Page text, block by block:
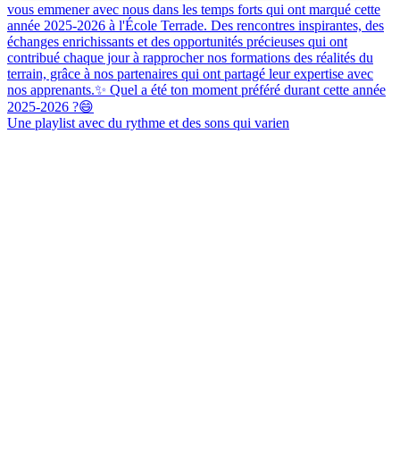
Une playlist avec du rythme et des sons qui varien